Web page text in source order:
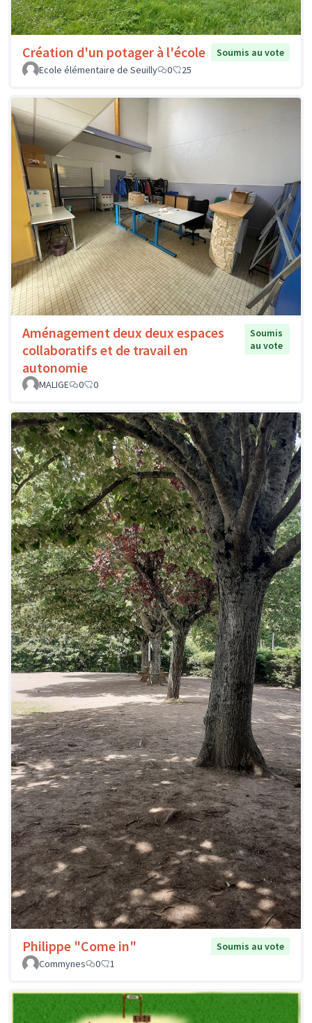
Création d'un potager à l'école
Soumis au vote
Ecole élémentaire de Seuilly
0 25
Aménagement deux deux espaces
collaboratifs et de travail en
autonomie
Soumis
au vote
MALIGE 0 0
Philippe "Come in"
Soumis au vote
Commynes
0 1